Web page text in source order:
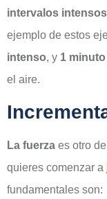
intervalos intensos
ejemplo de estos
intenso, y 1
el aire.
La fuerza es otro
quieres comenzar a
fundamentales son: